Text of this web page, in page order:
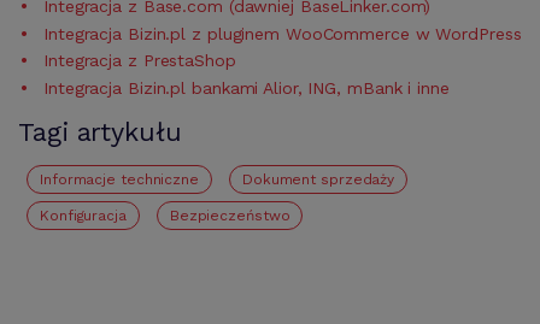
Integracja z Base.com (dawniej BaseLinker.com)
Integracja Bizin.pl z pluginem WooCommerce w WordPress
Integracja z PrestaShop
Integracja Bizin.pl bankami Alior, ING, mBank i inne
Tagi artykułu
Informacje techniczne Dokument sprzedaży
Konfiguracja bezpieczeństwo